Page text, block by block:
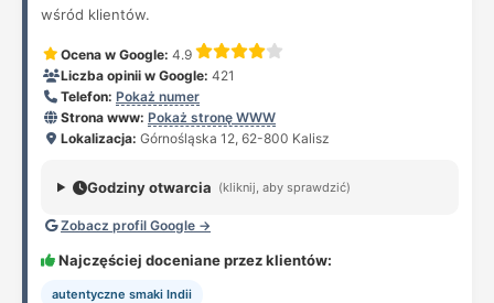
wśród klientów.
Ocena w Google: 4.9
Liczba opinii w Google: 421
Telefon: Pokaż numer
Strona www: Pokaż stronę WWW
Lokalizacja: Górnośląska 12, 62-800 Kalisz
Godziny otwarcia (kliknij, aby sprawdzić)
Zobacz profil Google →
Najczęściej doceniane przez klientów:
autentyczne smaki Indii